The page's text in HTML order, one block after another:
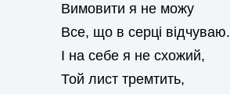
Вимовити я не можу
Все, що в серці відчуваю.
І на себе я не схожий,
Той лист тремтить,